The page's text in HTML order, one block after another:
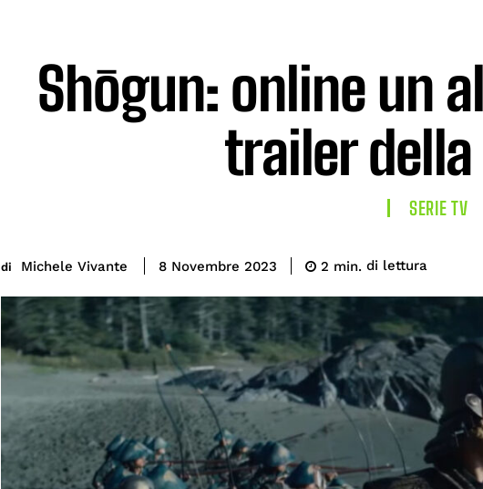
Shōgun: online un
trailer della
SERIE TV
di Michele Vivante 8 Novembre 2023 2 min. di lettura